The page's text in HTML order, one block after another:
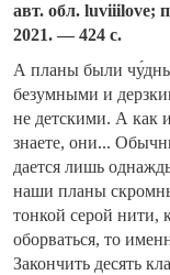
авт. обл. luviiilove;
2021. — 424 с.
А планы были
безумными и
не детскими. А как
знаете, они...
дается лишь
наши планы
тонкой серой нити,
оборваться, то
Закончить десять